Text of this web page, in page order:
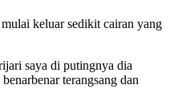
keluar sedikit cairan yang
saya di putingnya dia
terangsang dan